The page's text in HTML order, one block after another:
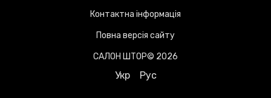
Контактна інформація
Повна версія сайту
САЛОН ШТОР© 2026
Укр Рус